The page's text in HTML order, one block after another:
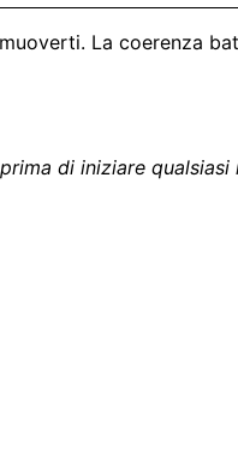
La coerenza
di iniziare